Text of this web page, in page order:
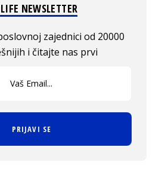
NEWSLETTER
zajednici od 20000
i čitajte nas prvi
PRIJAVI SE